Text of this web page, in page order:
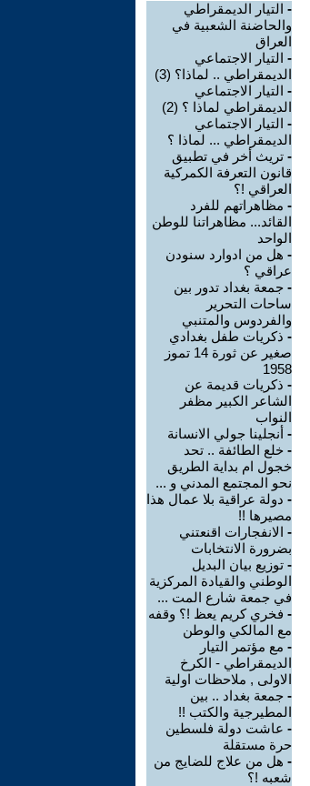
- التيار الديمقراطي
والحاضنة الشعبية في
العراق
- التيار الاجتماعي
الديمقراطي .. لماذا؟ (3)
- التيار الاجتماعي
الديمقراطي لماذا ؟ (2)
- التيار الاجتماعي
الديمقراطي ... لماذا ؟
- تريث أخر في تطبيق
قانون التعرفة الكمركية
العراقي !؟
- مظاهراتهم للفرد
القائد... مظاهراتنا للوطن
الواحد
- هل من ادوارد سنودن
عراقي ؟
- جمعة بغداد تدور بين
ساحات التحرير
والفردوس والمتنبي
- ذكريات طفل بغدادي
صغير عن ثورة 14 تموز
1958
- ذكريات قديمة عن
الشاعر الكبير مظفر
النواب
- أنجلينا جولي الانسانة
- خلع الطائفة .. تحد
خجول ام بداية الطريق
نحو المجتمع المدني و ...
- دولة عراقية بلا عمال هذا
مصيرها !!
- الانفجارات اقنعتني
بضرورة الانتخابات
- توزيع بيان البديل
الوطني والقيادة المركزية
في جمعة شارع المت ...
- فخري كريم يعظ !؟ وقفه
مع المالكي والوطن
- مع مؤتمر التيار
الديمقراطي - الكرخ
الاولى , ملاحظات اولية
- جمعة بغداد .. بين
المطيرجية والكتب !!
- عاشت دولة فلسطين
حرة مستقلة
- هل من علاج للضايج من
شعبه !؟